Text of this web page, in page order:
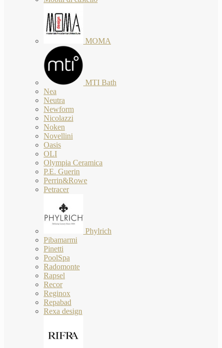
MOMA
MTI Bath
Nea
Neutra
Newform
Nicolazzi
Noken
Novellini
Oasis
OLI
Olympia Ceramica
P.E. Guerin
Perrin&Rowe
Petracer
Phylrich
Pibamarmi
Pinetti
PoolSpa
Radomonte
Rapsel
Recor
Reginox
Repabad
Rexa design